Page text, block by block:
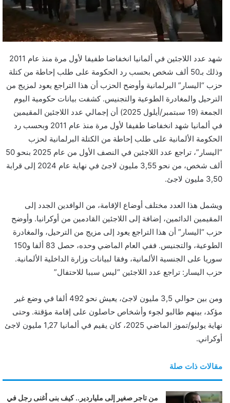
و
ي
ا
شهد عدد اللاجئين في ألمانيا انخفاضا طفيفا لأول مرة منذ عام 2011
وذلك بـ50 ألف شخص بحسب رد الحكومة على طلب إحاطة من كتلة
حزب “اليسار” البرلمانية وأوضح الحزب أن هذا التراجع يعود لمزيج من
الترحيل والمغادرة الطوعية والتجنيس. كشفت بيانات حكومية اليوم
الجمعة (19 سبتمبر/أيلول 2025) أن إجمالي عدد اللاجئين المقيمين
في ألمانيا شهد انخفاضا طفيفا لأول مرة منذ عام 2011 وبحسب رد
الحكومة الألمانية على طلب إحاطة من الكتلة البرلمانية لحزب
“اليسار”، تراجع عدد اللاجئين في النصف الأول من عام 2025 بنحو 50
ألف شخص، من نحو 3,55 مليون لاجئ في نهاية عام 2024 إلى قرابة
3,50 مليون لاجئ.
ويشمل هذا العدد مختلف أوضاع الإقامة، من الوافدين الجدد إلى
المقيمين الدائمين، إضافة إلى اللاجئين القادمين من أوكرانيا. وأوضح
حزب “اليسار” أن هذا التراجع يعود إلى مزيج من الترحيل، والمغادرة
الطوعية، والتجنيس. ففي العام الماضي وحده، حصل 83 ألفا و150
سوريا على الجنسية الألمانية، وفقا لبيانات وزارة الداخلية الألمانية.
حزب اليسار: تراجع عدد اللاجئين “ليس سببا للاحتفال”
ومن بين حوالي 3,5 مليون لاجئ، يعيش نحو 492 ألفا في وضع غير
مؤكد، بينهم طالبو لجوء وأشخاص حاصلون على إقامة مؤقتة. وحتى
نهاية يوليو/تموز الماضي 2025، كان يقيم في ألمانيا 1,27 مليون لاجئ
أوكراني.
مقالات ذات صلة
من تاجر صغير إلى ملياردير.. كيف بنى أغنى رجل في